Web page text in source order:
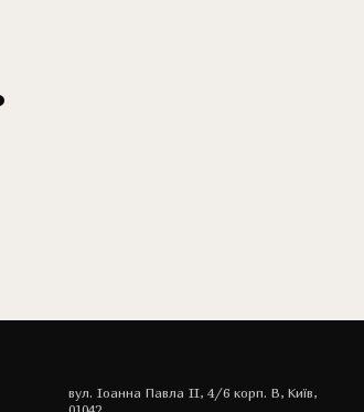
вул. Іоанна Павла II, 4/6 корп. В, Київ,